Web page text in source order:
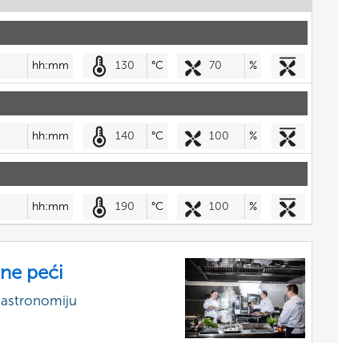
hh:mm 130 °C 70 %
hh:mm 140 °C 100 %
hh:mm 190 °C 100 %
peći